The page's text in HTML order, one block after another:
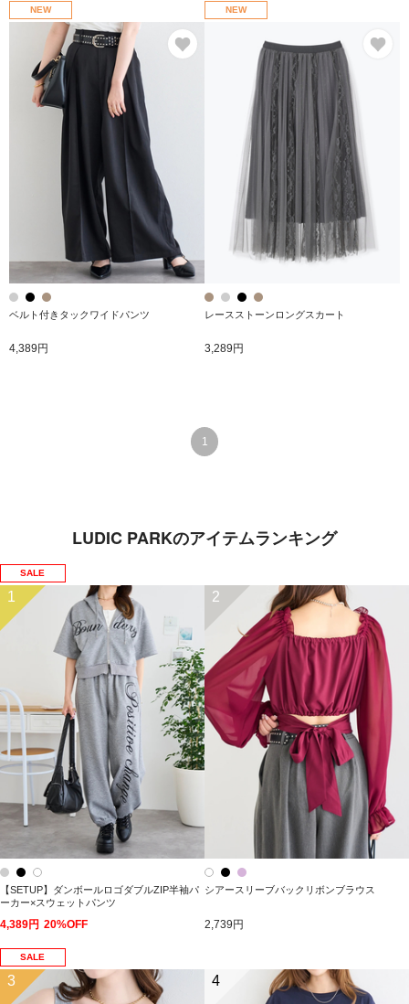
NEW
ベルト付きタックワイドパンツ
4,389円
NEW
レースストーンロングスカート
3,289円
1
LUDIC PARKのアイテムランキング
SALE
1
【SETUP】ダンボールロゴダブルZIP半袖パ
ーカー×スウェットパンツ
4,389円 20%OFF
2
シアースリーブバックリボンブラウス
2,739円
SALE
3 4